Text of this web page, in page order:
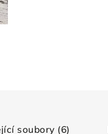
soubory (6)